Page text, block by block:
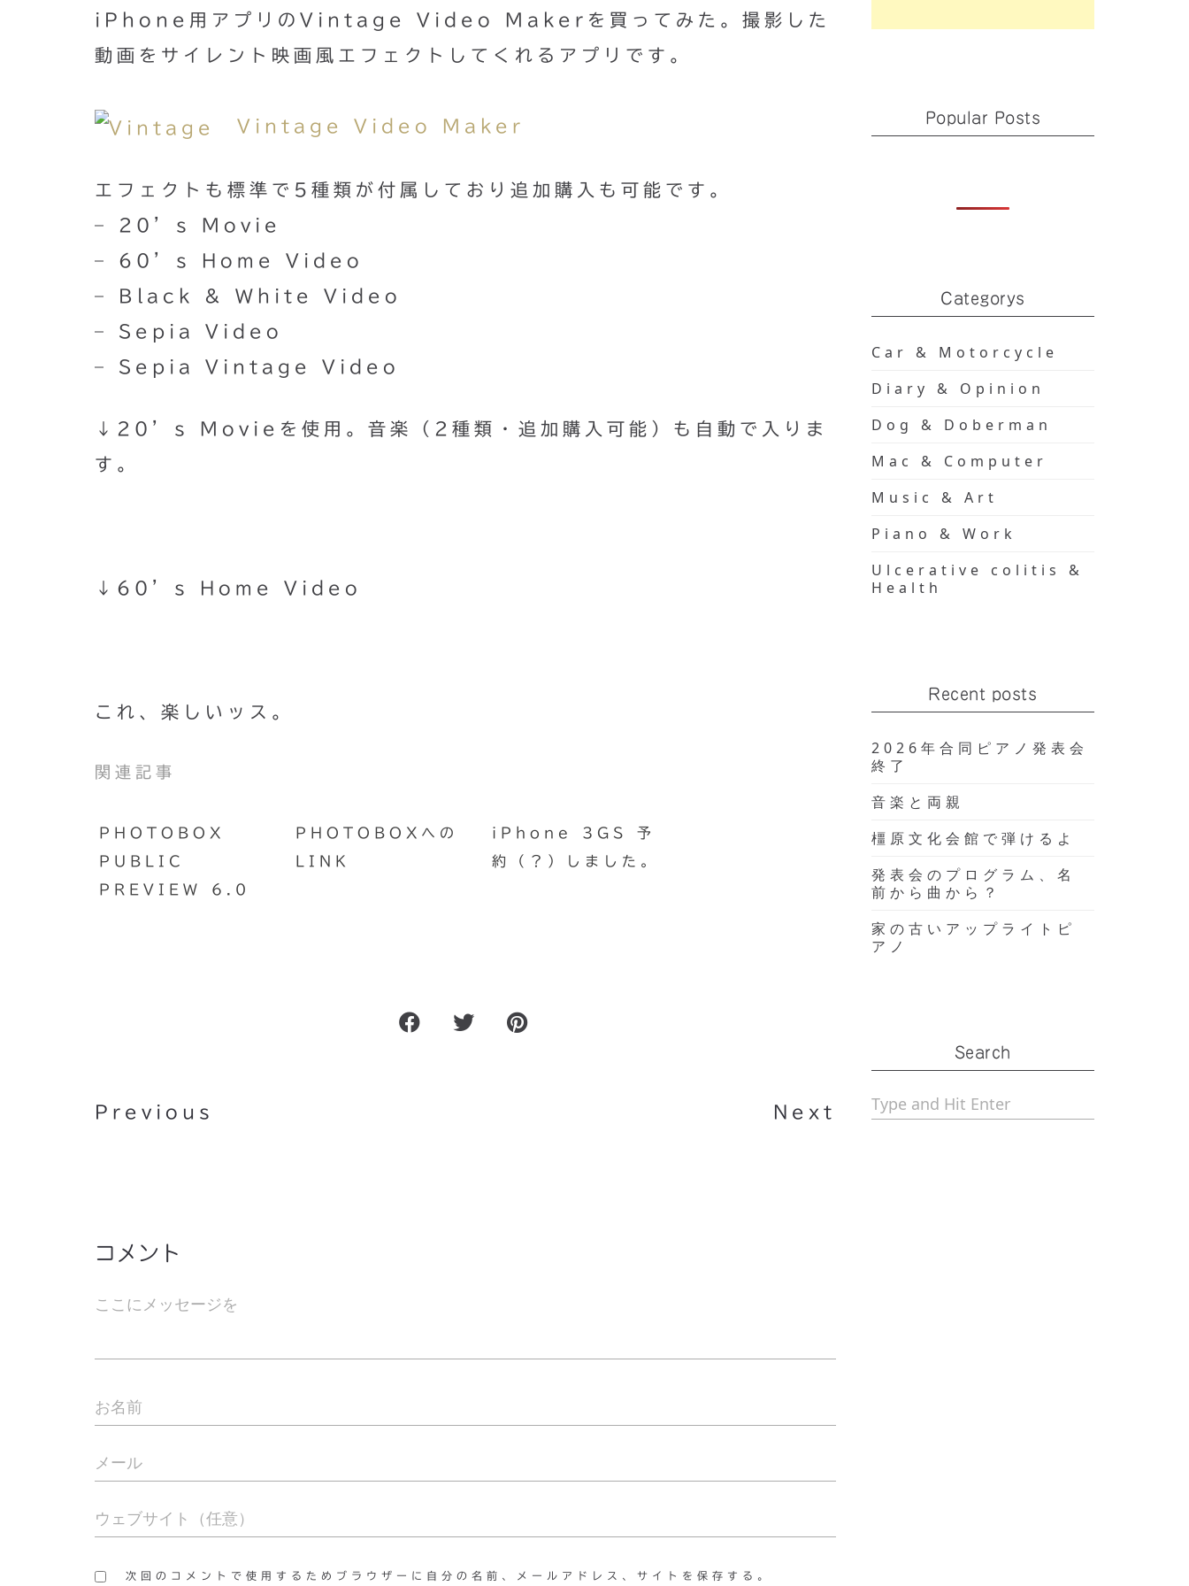
iPhone用アプリのVintage Video Makerを買ってみた。撮影した
動画をサイレント映画風エフェクトしてくれるアプリです。
Vintage Video Maker
エフェクトも標準で5種類が付属しており追加購入も可能です。
– 20’s Movie
– 60’s Home Video
– Black & White Video
– Sepia Video
– Sepia Vintage Video
↓20’s Movieを使用。音楽（2種類・追加購入可能）も自動で入りま
す。
↓60’s Home Video
これ、楽しいッス。
関連記事
PHOTOBOX
PUBLIC
PREVIEW 6.0
PHOTOBOXへの
LINK
iPhone 3GS 予
約（？）しました。
Previous
ピアノの440Hzの1オクターブ上
Next
独自ドメイン.com .net .org
コメント
次回のコメントで使用するためブラウザーに自分の名前、メールアドレス、サイトを保存する。
Popular Posts
Categorys
Car & Motorcycle
Diary & Opinion
Dog & Doberman
Mac & Computer
Music & Art
Piano & Work
Ulcerative colitis &
Health
Recent posts
2026年合同ピアノ発表会
終了
音楽と両親
橿原文化会館で弾けるよ
発表会のプログラム、名
前から曲から？
家の古いアップライトピ
アノ
Search